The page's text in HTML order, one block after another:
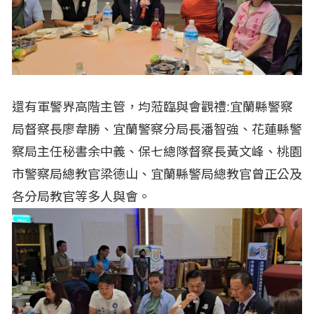
還有軍警界高階主管，均蒞臨與會觀禮:宜蘭縣警察
局督察長廖韋勝、宜蘭警察分局長潘智強、花蓮縣警
察局主任秘書余中義、保七總隊督察長黃文峰、桃園
市警察局總教官梁德山、宜蘭縣警局總教官曾正公及
各分局教官等多人與會。